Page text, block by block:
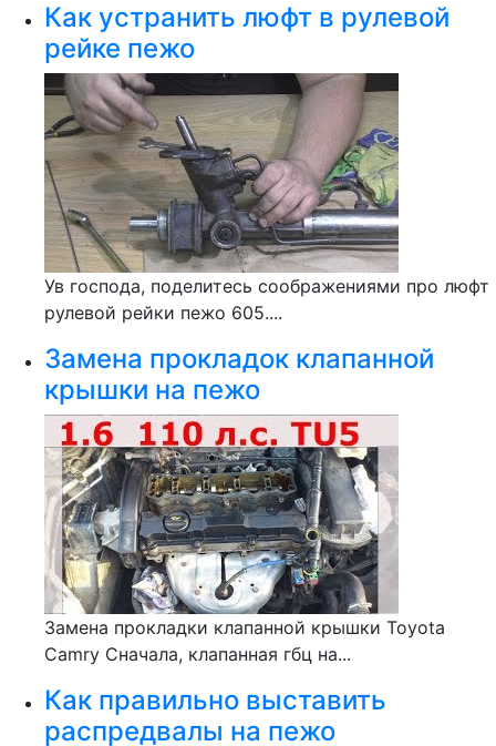
Как устранить люфт в рулевой
рейке пежо
Ув господа, поделитесь соображениями про люфт
рулевой рейки пежо 605....
Замена прокладок клапанной
крышки на пежо
Замена прокладки клапанной крышки Toyota
Camry Сначала, клапанная гбц на...
Как правильно выставить
распредвалы на пежо